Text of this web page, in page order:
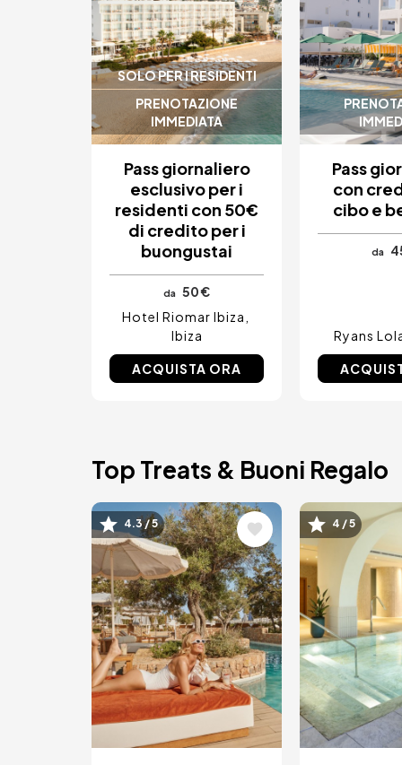
SOLO PER I RESIDENTI
PRENOTAZIONE
IMMEDIATA
Pass giornaliero
esclusivo per i
residenti con 50€
di credito per i
buongustai
da 50 €
Hotel Riomar Ibiza
Ibiza
ACQUISTA ORA
Pass
con
cibo e
da
Ryans
Top Treats & Buoni Regalo
Immagine
4.3 / 5 Immagine
4 / 5